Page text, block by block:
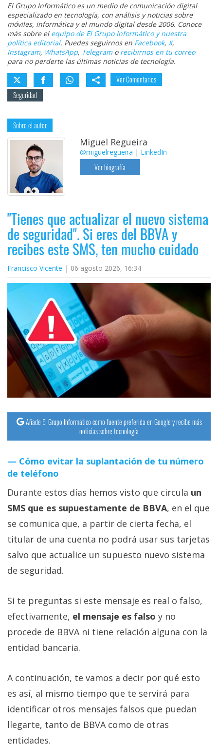
El Grupo Informático es un medio de comunicación digital
especializado en tecnología, con análisis y noticias sobre
móviles, informática y el mundo digital desde 2006. Conoce
más sobre el equipo de El Grupo Informático y nuestra
política editorial. Puedes seguirnos en Facebook, X,
Instagram, WhatsApp, Telegramo recibirnos en tu correo
para no perderte las últimas noticias de tecnología.
Ver Comentarios
Seguridad
Sobre el autor
Miguel Regueira
@miguelregueira | LinkedIn
Ver biografía
"Tienes que actualizar el nuevo sistema
de seguridad". Si eres del BBVA y
recibes este SMS, ten mucho cuidado
Francisco Vicente 06 agosto 2026, 16:34
Añade El Grupo Informático como fuente preferida en Google y recibe más
noticias sobre tecnología
Cómo evitar la suplantación de tu número
de teléfono
Durante estos días hemos visto que circula un
SMS que es supuestamente de BBVA, en el que
se comunica que, a partir de cierta fecha, el
titular de una cuenta no podrá usar sus tarjetas
salvo que actualice un supuesto nuevo sistema
de seguridad.
Si te preguntas si este mensaje es real o falso,
efectivamente, el mensaje es falso y no
procede de BBVA ni tiene relación alguna con la
entidad bancaria.
A continuación, te vamos a decir por qué esto
es así, al mismo tiempo que te servirá para
identificar otros mensajes falsos que puedan
llegarte, tanto de BBVA como de otras
entidades.